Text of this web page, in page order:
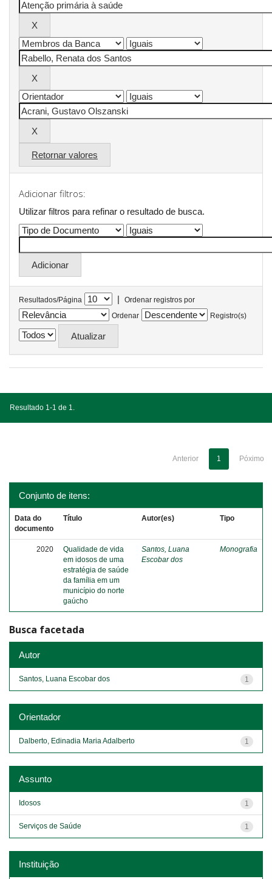
Retornar valores
Adicionar filtros:
Utilizar filtros para refinar o resultado de busca.
Resultados/Página |
Ordenar registros por
Ordenar
Registro(s)
Resultado 1-1 de 1.
Anterior 1 Póximo
Conjunto de itens:
Data do
documento
Título Autor(es) Tipo
2020
Qualidade de vida
em idosos de uma
estratégia de saúde
da família em um
município do norte
gaúcho
Santos, Luana
Escobar dos
Monografia
Busca facetada
Autor
1
Santos, Luana Escobar dos
Orientador
1
Dalberto, Edinadia Maria Adalberto
Assunto
1
Idosos
1
Serviços de Saúde
Instituição